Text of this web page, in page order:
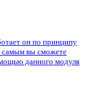
он по принципу
самым вы сможете
данного модуля